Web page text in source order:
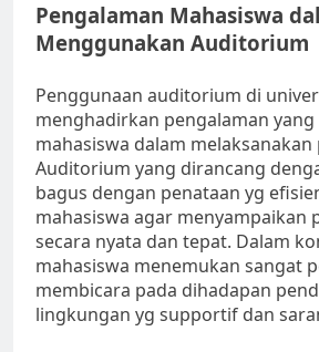
Pengalaman Mahasiswa
Menggunakan Auditorium
Penggunaan auditorium di
menghadirkan pengalaman
mahasiswa dalam melaksanakan
Auditorium yang dirancang
bagus dengan penataan yg
mahasiswa agar menyampaikan
secara nyata dan tepat. Dalam
mahasiswa menemukan sangat
membicara pada dihadapan
lingkungan yg supportif dan